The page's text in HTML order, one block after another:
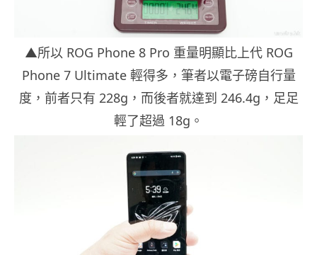
▲所以 ROG Phone 8 Pro 重量明顯比上代 ROG
Phone 7 Ultimate 輕得多，筆者以電子磅自行量
度，前者只有 228g，而後者就達到 246.4g，足足
輕了超過 18g。